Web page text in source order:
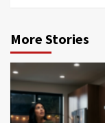
More Stories